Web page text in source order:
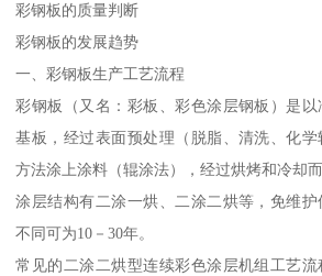
彩钢板的质量判断
彩钢板的发展趋势
一、彩钢板生产工艺流程
彩钢板（又名：彩板、彩色涂层钢板）是
基板，经过表面预处理（脱脂、清洗、化
方法涂上涂料（辊涂法），经过烘烤和冷却而
涂层结构有二涂一烘、二涂二烘等，免维
不同可为10－30年。
常见的二涂二烘型连续彩色涂层机组工艺